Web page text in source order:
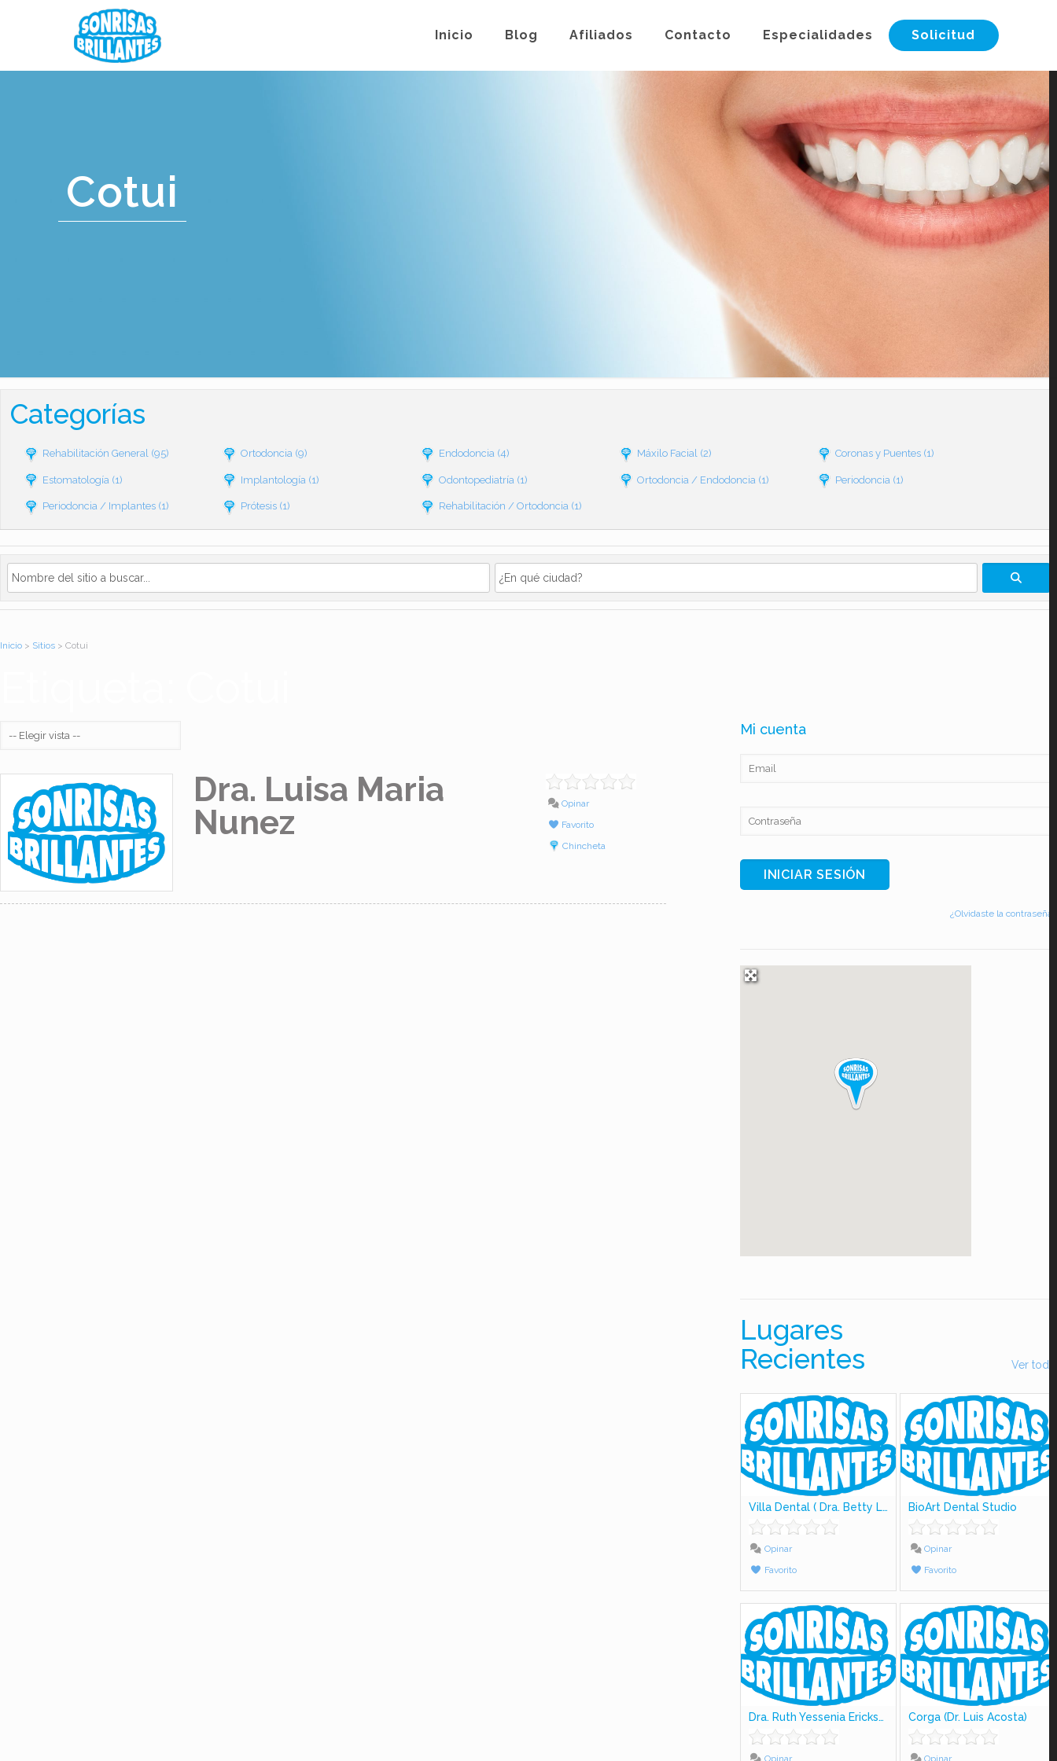
Inicio Blog Afiliados Contacto Especialidades Solicitud
Cotui
Categorías
Rehabilitación General (95) Ortodoncia (9) Endodoncia (4) Máxilo Facial (2) Coronas y Puentes (1)
Estomatología (1) Implantología (1) Odontopediatría (1) Ortodoncia / Endodoncia (1) Periodoncia (1)
Periodoncia / Implantes (1) Prótesis (1) Rehabilitación / Ortodoncia (1)
Inicio > Sitios > Cotui
Dra. Luisa Maria
Nunez
Opinar
Favorito
Chincheta
Mi cuenta
¿Olvidaste la contraseña?
Lugares
Recientes
Ver todo
Villa Dental ( Dra. Betty Lujiao)
Opinar
Favorito
BioArt Dental Studio
Opinar
Favorito
Dra. Ruth Yessenia Ericksson
Opinar
Corga (Dr. Luis Acosta)
Opinar